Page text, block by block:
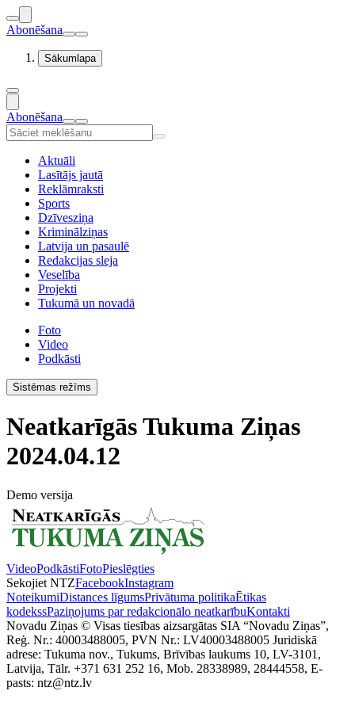
Abonēšana
Sākumlapa
Abonēšana
Aktuāli
Lasītājs jautā
Reklāmraksti
Sports
Dzīvesziņa
Kriminālziņas
Latvija un pasaulē
Redakcijas sleja
Veselība
Projekti
Tukumā un novadā
Foto
Video
Podkāsti
Sistēmas režīms
Neatkarīgās Tukuma Ziņas
2024.04.12
Demo versija
VideoPodkāstiFotoPieslēgties
Sekojiet NTZFacebookInstagram
NoteikumiDistances līgumsPrivātuma politikaĒtikas
kodekssPaziņojums par redakcionālo neatkarībuKontakti
Novadu Ziņas © Visas tiesības aizsargātas SIA “Novadu Ziņas”,
Reģ. Nr.: 40003488005, PVN Nr.: LV40003488005 Juridiskā
adrese: Tukuma nov., Tukums, Brīvības laukums 10, LV-3101,
Latvija, Tālr. +371 631 252 16, Mob. 28338989, 28444558, E-
pasts: ntz@ntz.lv